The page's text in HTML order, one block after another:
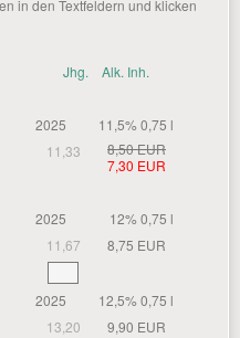
in den Textfeldern und klicken
Jhg.
Alk. Inh.
2025
11,5% 0,75 l
11,33
8,50 EUR
7,30 EUR
2025
12% 0,75 l
11,67
8,75 EUR
2025
12,5% 0,75 l
13,20
9,90 EUR